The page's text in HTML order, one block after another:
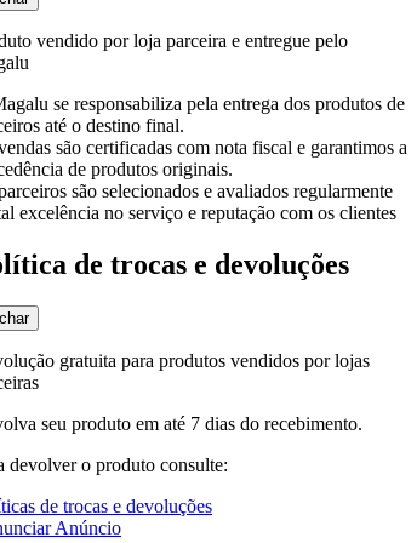
vendido por loja parceira e entregue pelo
se responsabiliza pela entrega dos produtos de
até o destino final.
são certificadas com nota fiscal e garantimos a
de produtos originais.
são selecionados e avaliados regularmente
excelência no serviço e reputação com os clientes
de trocas e devoluções
gratuita para produtos vendidos por lojas
seu produto em até 7 dias do recebimento.
devolver o produto consulte:
de trocas e devoluções
Anúncio